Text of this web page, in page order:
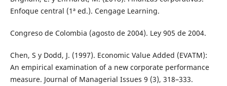
Enfoque central (1ª ed.). Cengage Learning.
Congreso de Colombia (agosto de 2004). Ley 905 de 2004.
Chen, S y Dodd, J. (1997). Economic Value Added (EVATM):
An empirical examination of a new corporate performance
measure. Journal of Managerial Issues 9 (3), 318–333.